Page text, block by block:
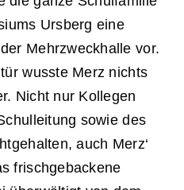
Ursberg eine
Mehrzweckhalle vor.
wusste Merz nichts
Nicht nur Kollegen
sowie des
auch Merz‘
frischgebackene